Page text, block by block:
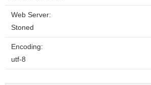
Web Server:
Stoned
Encoding:
utf-8